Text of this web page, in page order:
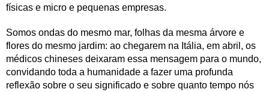
físicas e micro e pequenas empresas.
Somos ondas do mesmo mar, folhas da mesma árvore e
flores do mesmo jardim: ao chegarem na Itália, em abril, os
médicos chineses deixaram essa mensagem para o mundo,
convidando toda a humanidade a fazer uma profunda
reflexão sobre o seu significado e sobre quanto tempo nós